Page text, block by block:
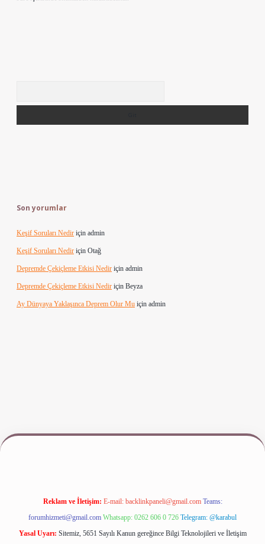
Son yorumlar
Keşif Soruları Nedir için admin
Keşif Soruları Nedir için Otağ
Depremde Çekiçleme Etkisi Nedir için admin
Depremde Çekiçleme Etkisi Nedir için Beyza
Ay Dünyaya Yaklaşınca Deprem Olur Mu için admin
www.betexper.xyz/
Reklam ve İletişim: E-mail: backlinkpaneli@gmail.com Teams:
forumhizmeti@gmail.com Whatsapp: 0262 606 0 726 Telegram: @karabul
Yasal Uyarı: Sitemiz, 5651 Sayılı Kanun gereğince Bilgi Teknolojileri ve İletişim